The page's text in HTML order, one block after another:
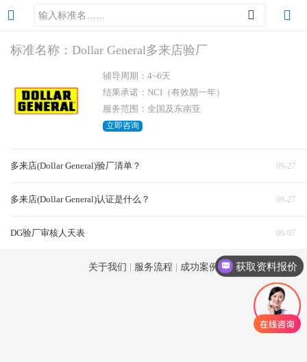
标准名称：Dollar General多来店验厂
辅导周期：4~6天
结果承诺：NCI（有效期一年）
服务范围：全国及东南亚
立即咨询
09-27
多来店(Dollar General)验厂清单？
09-27
多来店(Dollar General)认证是什么？
06-07
DG验厂审核人天表
关于我们 服务流程 成功案例 获取资料报价